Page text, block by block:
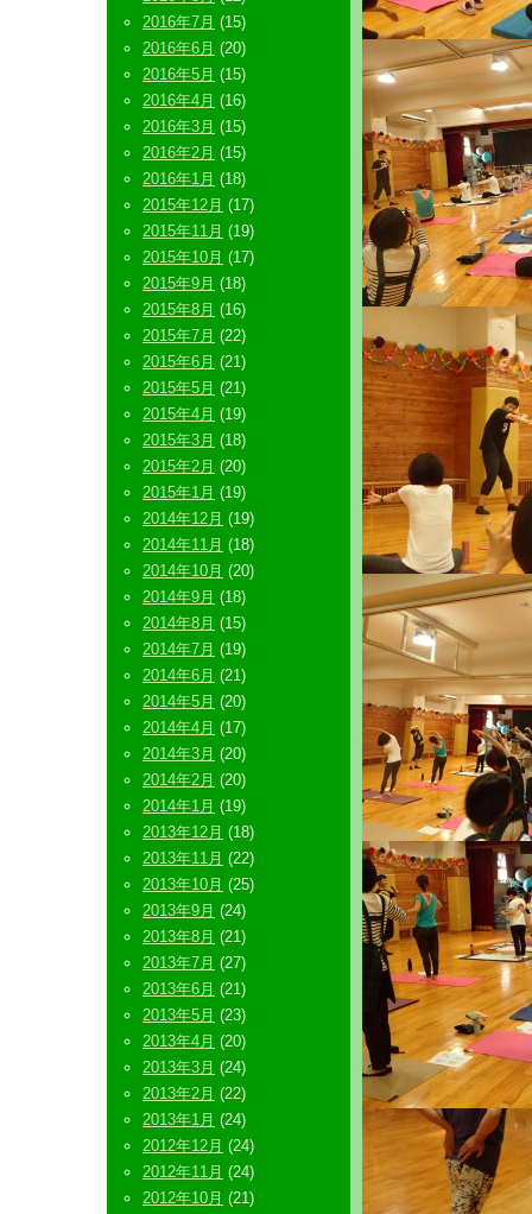
2016年7月 (15)
2016年6月 (20)
2016年5月 (15)
2016年4月 (16)
2016年3月 (15)
2016年2月 (15)
2016年1月 (18)
2015年12月 (17)
2015年11月 (19)
2015年10月 (17)
2015年9月 (18)
2015年8月 (16)
2015年7月 (22)
2015年6月 (21)
2015年5月 (21)
2015年4月 (19)
2015年3月 (18)
2015年2月 (20)
2015年1月 (19)
2014年12月 (19)
2014年11月 (18)
2014年10月 (20)
2014年9月 (18)
2014年8月 (15)
2014年7月 (19)
2014年6月 (21)
2014年5月 (20)
2014年4月 (17)
2014年3月 (20)
2014年2月 (20)
2014年1月 (19)
2013年12月 (18)
2013年11月 (22)
2013年10月 (25)
2013年9月 (24)
2013年8月 (21)
2013年7月 (27)
2013年6月 (21)
2013年5月 (23)
2013年4月 (20)
2013年3月 (24)
2013年2月 (22)
2013年1月 (24)
2012年12月 (24)
2012年11月 (24)
2012年10月 (21)